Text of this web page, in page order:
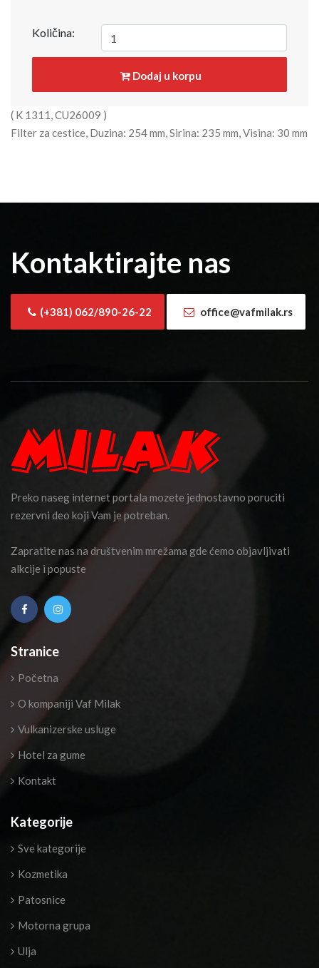
Količina:
Dodaj u korpu
( K 1311, CU26009 )
Filter za cestice, Duzina: 254 mm, Sirina: 235 mm, Visina: 30 mm
Kontaktirajte nas
(+381) 062/890-26-22 office@vafmilak.rs
Preko naseg internet portala mozete jednostavno poruciti
rezervni deo koji Vam je potreban.
Zapratite nas na društvenim mrežama gde ćemo objavljivati
alkcije i popuste
Stranice
Početna
O kompaniji Vaf Milak
Vulkanizerske usluge
Hotel za gume
Kontakt
Kategorije
Sve kategorije
Kozmetika
Patosnice
Motorna grupa
Ulja